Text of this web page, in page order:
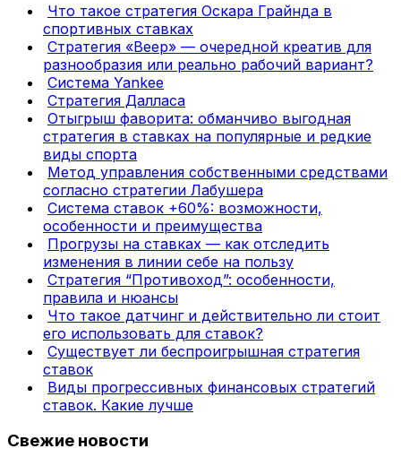
Что такое стратегия Оскара Грайнда в
спортивных ставках
Стратегия «Веер» — очередной креатив для
разнообразия или реально рабочий вариант?
Система Yankee
Стратегия Далласа
Отыгрыш фаворита: обманчиво выгодная
стратегия в ставках на популярные и редкие
виды спорта
Метод управления собственными средствами
согласно стратегии Лабушера
Система ставок +60%: возможности,
особенности и преимущества
Прогрузы на ставках — как отследить
изменения в линии себе на пользу
Стратегия “Противоход”: особенности,
правила и нюансы
Что такое датчинг и действительно ли стоит
его использовать для ставок?
Существует ли беспроигрышная стратегия
ставок
Виды прогрессивных финансовых стратегий
ставок. Какие лучше
Свежие новости